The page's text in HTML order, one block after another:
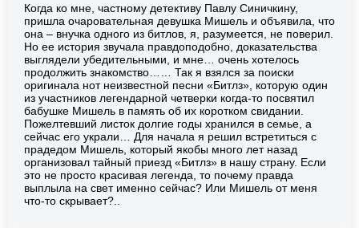
Когда ко мне, частному детективу Павлу Синичкину,
пришла очаровательная девушка Мишель и объявила, что
она – внучка одного из битлов, я, разумеется, не поверил.
Но ее история звучала правдоподобно, доказательства
выглядели убедительными, и мне… очень хотелось
продолжить знакомство…… Так я взялся за поиски
оригинала нот неизвестной песни «Битлз», которую один
из участников легендарной четверки когда-то посвятил
бабушке Мишель в память об их коротком свидании.
Пожелтевший листок долгие годы хранился в семье, а
сейчас его украли… Для начала я решил встретиться с
прадедом Мишель, который якобы много лет назад
организовал тайный приезд «Битлз» в нашу страну. Если
это не просто красивая легенда, то почему правда
выплыла на свет именно сейчас? Или Мишель от меня
что-то скрывает?..